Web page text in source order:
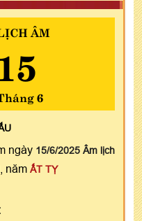
ÂM
15
6
ngày 15/6/2025 Âm lịch
, năm ẤT TỴ